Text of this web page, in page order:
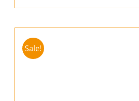
Sale!